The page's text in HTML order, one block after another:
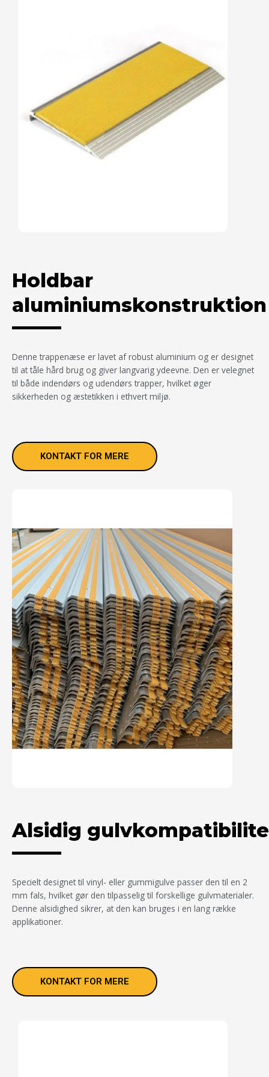
Holdbar
aluminiumskonstruktion
Denne trappenæse er lavet af robust aluminium og er designet
til at tåle hård brug og giver langvarig ydeevne. Den er velegnet
til både indendørs og udendørs trapper, hvilket øger
sikkerheden og æstetikken i ethvert miljø.
KONTAKT FOR MERE
Alsidig
Specielt designet til vinyl- eller gummigulve passer den til en 2
mm fals, hvilket gør den tilpasselig til forskellige gulvmaterialer.
Denne alsidighed sikrer, at den kan bruges i en lang række
applikationer.
KONTAKT FOR MERE